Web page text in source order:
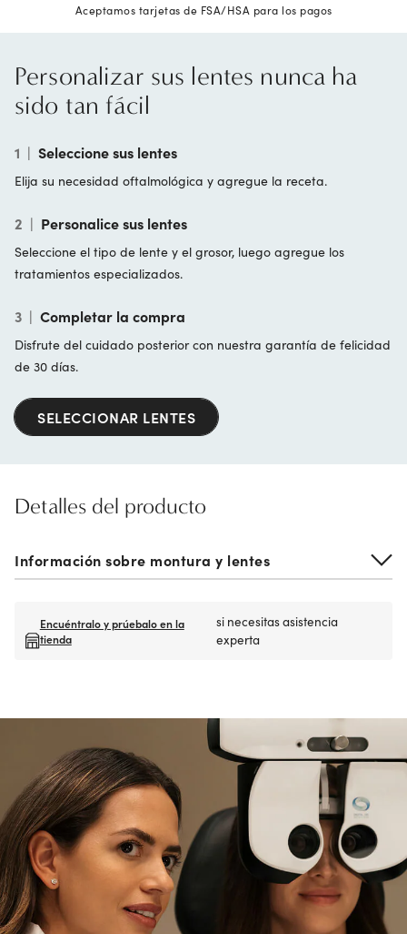
Aceptamos tarjetas de FSA/HSA para los pagos
Personalizar sus lentes nunca ha
sido tan fácil
1 | Seleccione sus lentes
Elija su necesidad oftalmológica y agregue la receta.
2 | Personalice sus lentes
Seleccione el tipo de lente y el grosor, luego agregue los
tratamientos especializados.
3 | Completar la compra
Disfrute del cuidado posterior con nuestra garantía de felicidad
de 30 días.
SELECCIONAR LENTES
Detalles del producto
Información sobre montura y lentes
Encuéntralo y prúebalo en la
tienda
si necesitas asistencia
experta